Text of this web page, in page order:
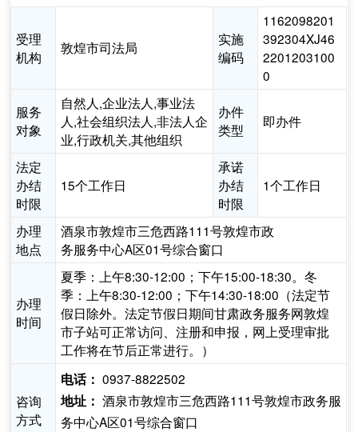
受理
机构
敦煌市司法局
实施
编码
1162098201
392304XJ46
2201203100
0
服务
对象
自然人,企业法人,事业法
人,社会组织法人,非法人企
业,行政机关,其他组织
办件
类型
即办件
法定
办结
时限
15个工作日
承诺
办结
时限
1个工作日
办理
地点
酒泉市敦煌市三危西路111号敦煌市政
务服务中心A区01号综合窗口
办理
时间
夏季：上午8:30-12:00；下午15:00-18:30。冬
季：上午8:30-12:00；下午14:30-18:00（法定节
假日除外。法定节假日期间甘肃政务服务网敦煌
市子站可正常访问、注册和申报，网上受理审批
工作将在节后正常进行。）
咨询
方式
电话： 0937-8822502
地址： 酒泉市敦煌市三危西路111号敦煌市政务服
务中心A区01号综合窗口